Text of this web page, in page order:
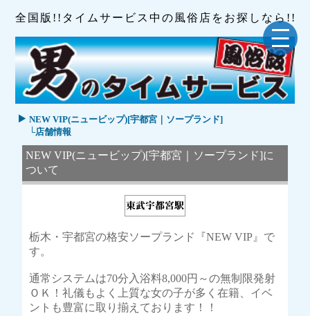
全国版!!タイムサービス中の風俗店をお探しなら!!
NEW VIP(ニュービップ)[宇都宮｜ソープランド]
└店舗情報
NEW VIP(ニュービップ)[宇都宮｜ソープランド]に
ついて
栃木・宇都宮の格安ソープランド『NEW VIP』で
す。
通常システムは70分入浴料8,000円～の無制限発射
ＯＫ！礼儀もよく上質な女の子が多く在籍、イベ
ントも豊富に取り揃えております！！